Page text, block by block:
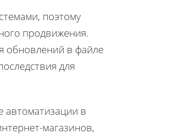
поэтому
продвижения.
обновлений в файле
для
автоматизации в
магазинов,